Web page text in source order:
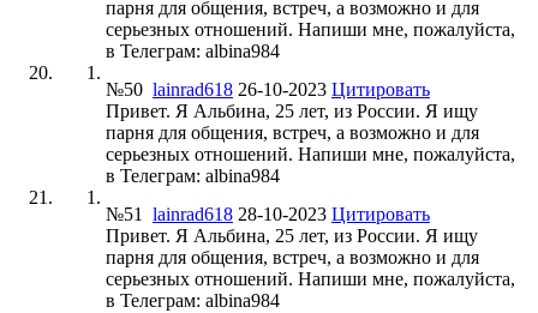
парня для общения, встреч, а возможно и для
серьезных отношений. Напиши мне, пожалуйста,
в Телеграм: albina984
№50 lainrad618 26-10-2023 Цитировать
Привет. Я Альбина, 25 лет, из России. Я ищу
парня для общения, встреч, а возможно и для
серьезных отношений. Напиши мне, пожалуйста,
в Телеграм: albina984
№51 lainrad618 28-10-2023 Цитировать
Привет. Я Альбина, 25 лет, из России. Я ищу
парня для общения, встреч, а возможно и для
серьезных отношений. Напиши мне, пожалуйста,
в Телеграм: albina984